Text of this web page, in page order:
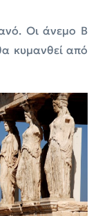
Οι άνεμο Β
κυμανθεί από